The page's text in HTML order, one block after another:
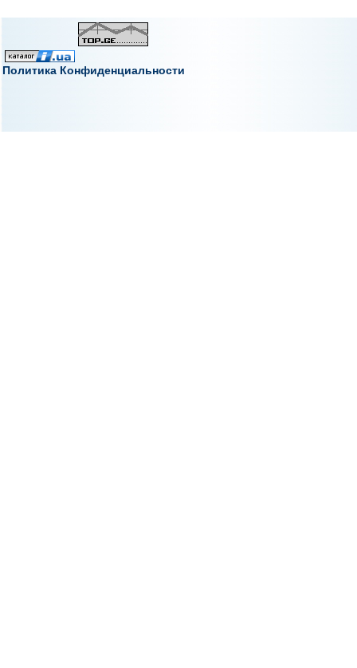
Политика Конфиденциальности